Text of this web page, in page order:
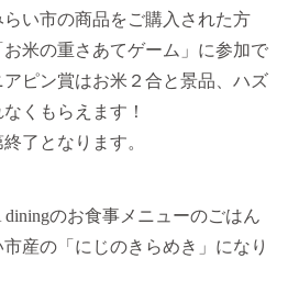
い市の商品をご購入された方
米の重さあてゲーム」に参加で
ピン賞はお米２合と景品、ハズ
くもらえます！
了となります。
のお食事メニューのごはん
産の「にじのきらめき」になり